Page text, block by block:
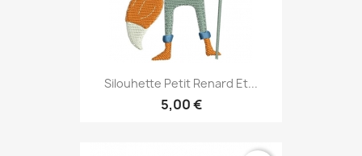
Silouhette Petit Renard Et...
5,00 €